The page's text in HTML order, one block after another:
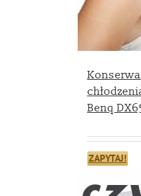
Benq
ZAPYTAJ!